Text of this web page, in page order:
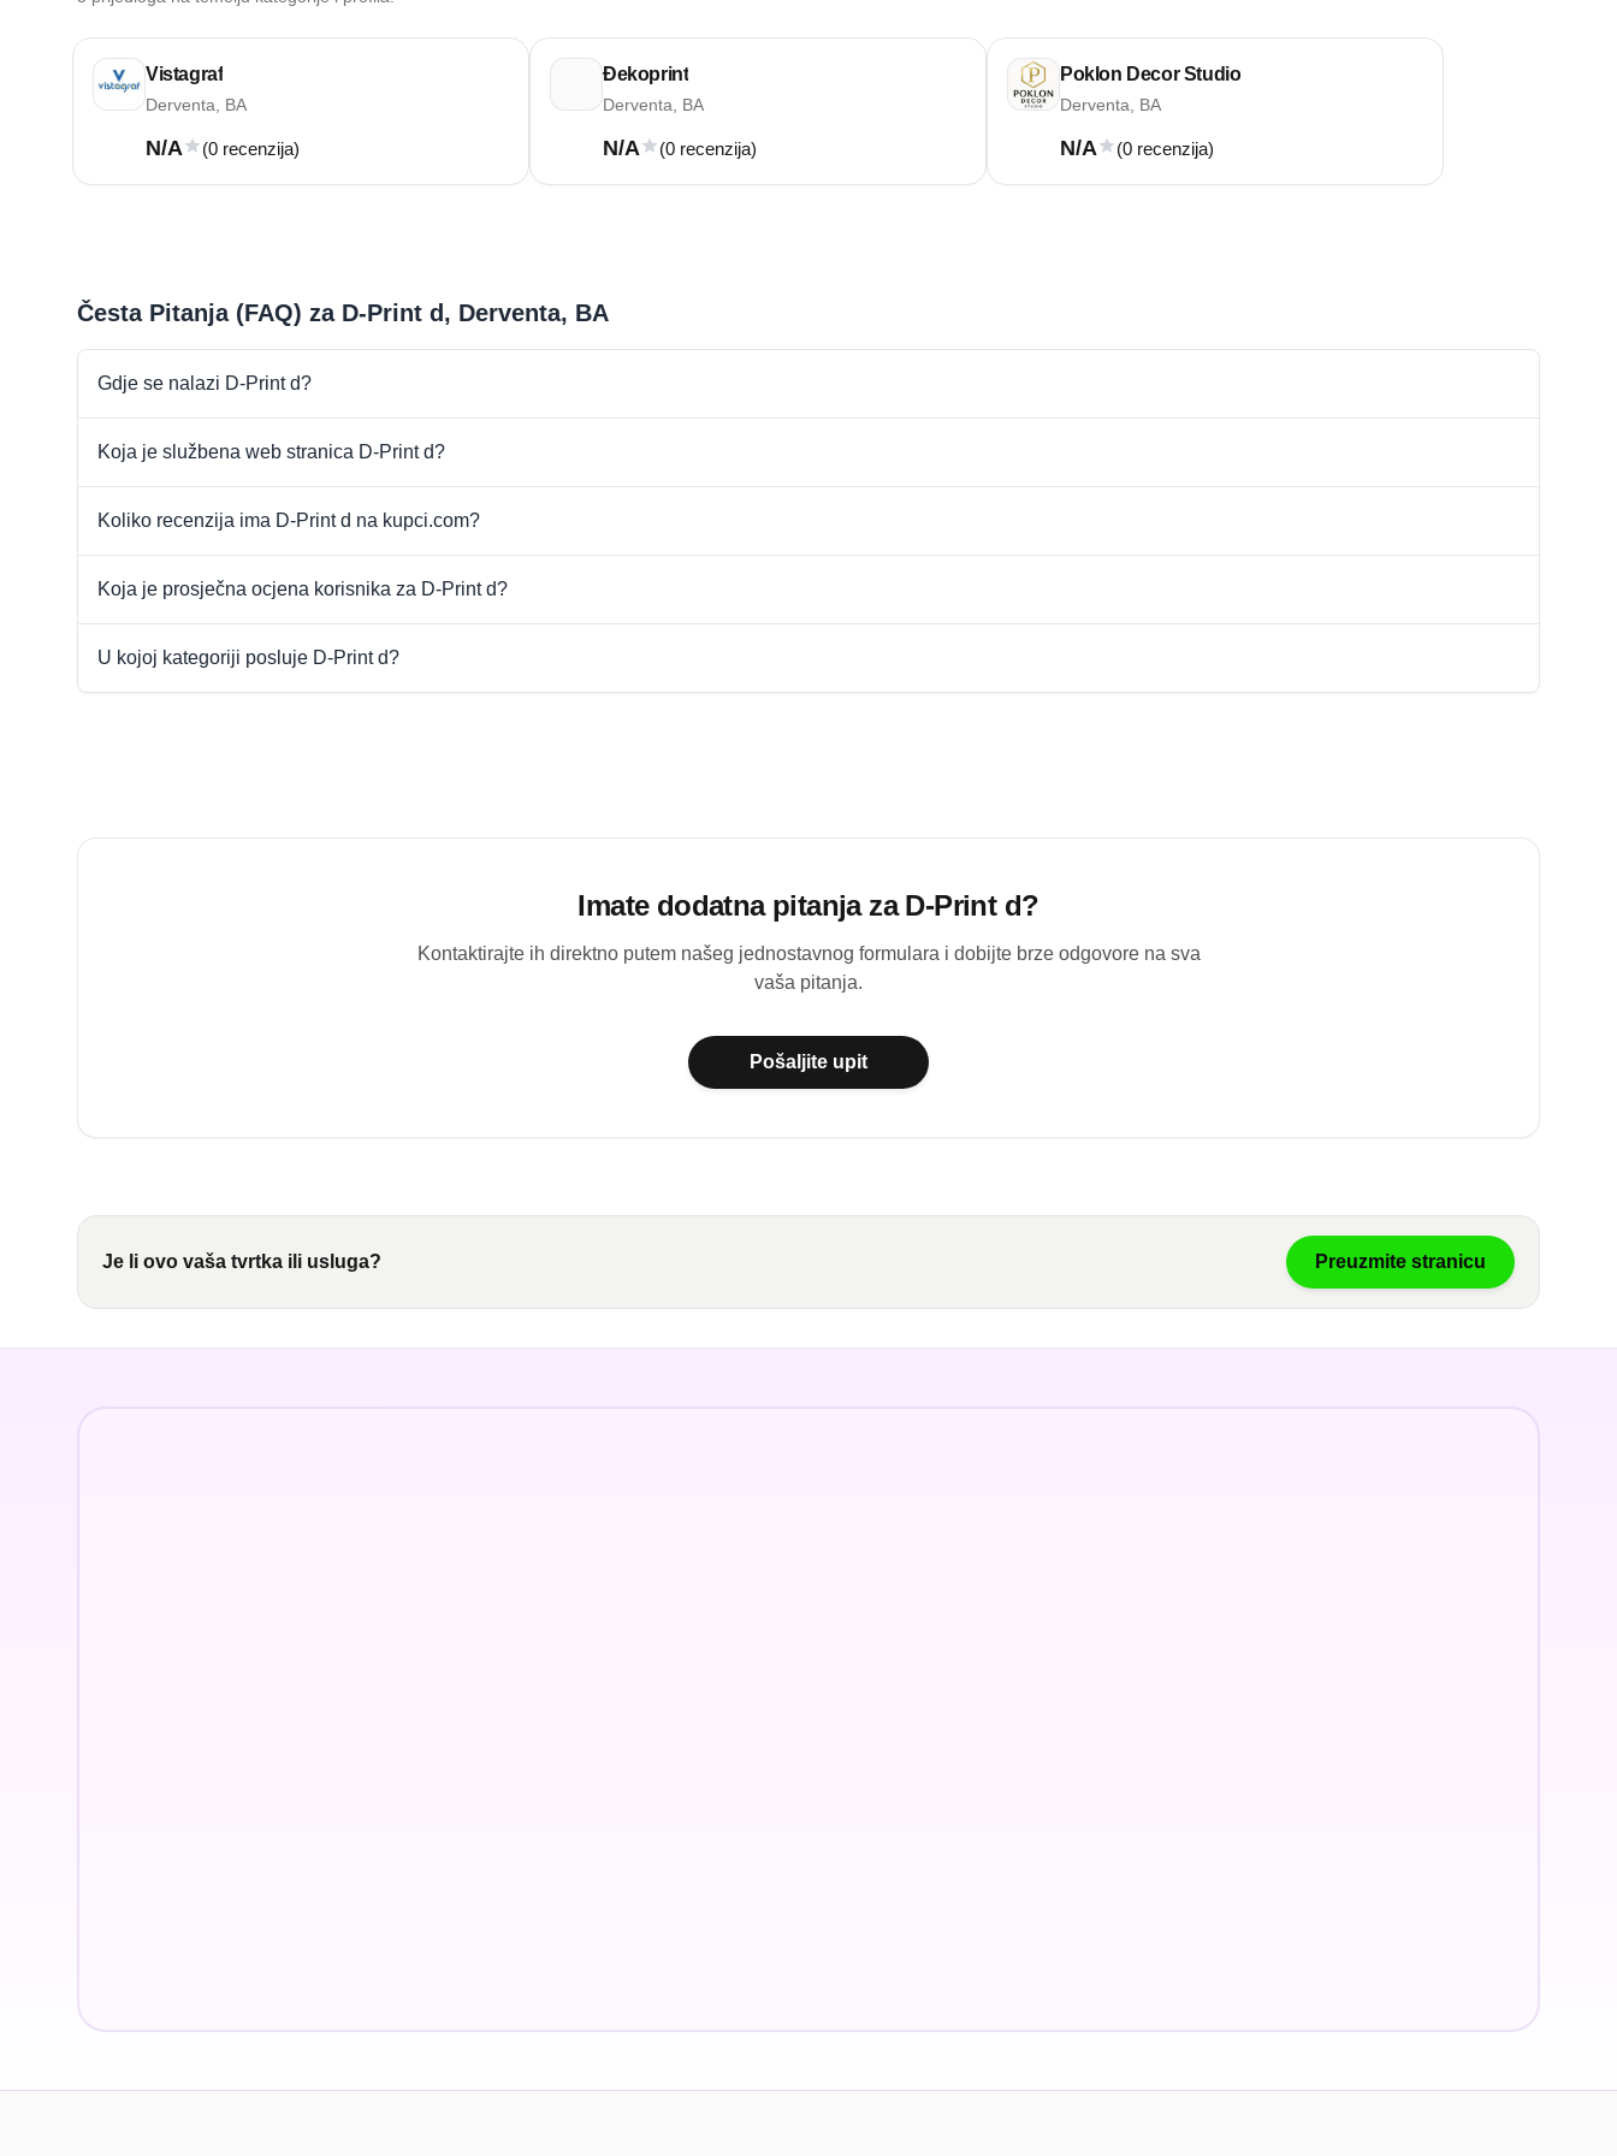
Vistagraf
Derventa, BA
N/A (0 recenzija)
Đekoprint
Derventa, BA
N/A (0 recenzija)
Poklon Decor Studio
Derventa, BA
N/A (0 recenzija)
Česta Pitanja (FAQ) za D-Print d, Derventa, BA
Gdje se nalazi D-Print d?
Koja je službena web stranica D-Print d?
Koliko recenzija ima D-Print d na kupci.com?
Koja je prosječna ocjena korisnika za D-Print d?
U kojoj kategoriji posluje D-Print d?
Imate dodatna pitanja zaD-Print d?
Kontaktirajte ih direktno putem našeg jednostavnog formulara i dobijte brze odgovore na sva
vaša pitanja.
Pošaljite upit
Je li ovo vaša tvrtka ili usluga? Preuzmite stranicu